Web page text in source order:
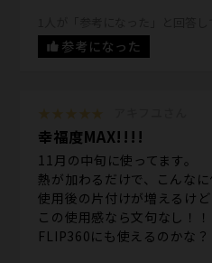
参考になった
幸福度MAX!!!!
11月の中旬に使ってます。
熱が加わるだけで、こんな
使用後の片付けが増えるけ
この使用感なら文句なし！！
FLIP360にも使えるのかな？